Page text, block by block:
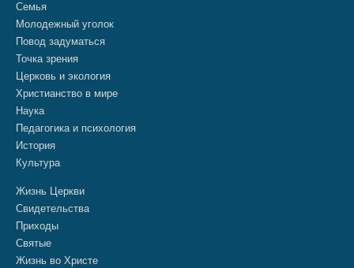
Семья
Молодежный уголок
Повод задуматься
Точка зрения
Церковь и экология
Христианство в мире
Наука
Педагогика и психология
История
Культура
Жизнь Церкви
Свидетельства
Приходы
Святые
Жизнь во Христе